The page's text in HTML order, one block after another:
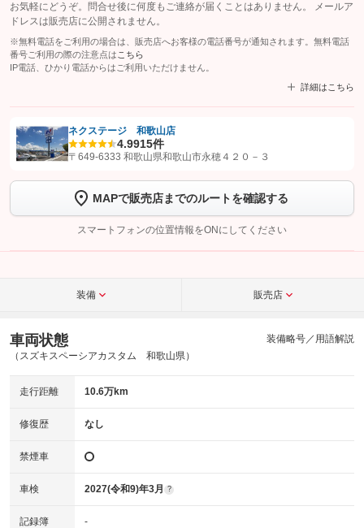
お気軽にどうぞ。問合せ後に何度もご連絡が届くことはありません。 メールア
ドレスは販売店に公開されません。
※無料電話をご利用の場合は、販売店へお客様の電話番号が通知されます。無料電話
番号ご利用の際の注意点は こちら
IP電話、ひかり電話からはご利用いただけません。
詳細はこちら
【STEP1】認証画面でグーネットを友だち追加してから「許可する」ボタンを押
トーク画面で
ボタンをタップして問い合わせを
完了してください。
こちら
ネクステージ 和歌山店
4.9915件
〒649-6333 和歌山県和歌山市永穂４２０－３
MAPで販売店までのルートを確認する
スマートフォンの位置情報をONにしてください
装備 販売店
車両状態
（スズキスペーシアカスタム 和歌山県）
装備略号／用語解説
走行距離 10.6万km
修復歴 なし
禁煙車
車検 2027(令和9)年3月 ?
記録簿 -